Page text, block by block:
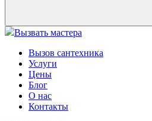
Вызвать мастера
Вызов сантехника
Услуги
Цены
Блог
О нас
Контакты